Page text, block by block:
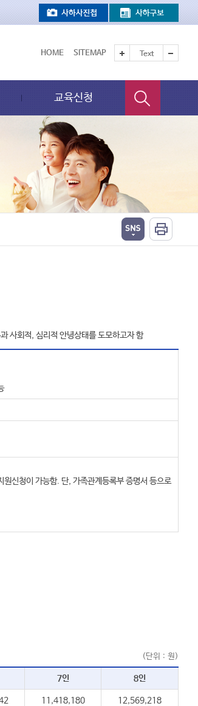
HOME SITEMAP Text
교육신청
사회적, 심리적 안녕상태를 도모하고자 함
신청이 가능함. 단, 가족관계등록부 증명서 등으로
(단위：원)
7인 8인
11,418,180 12,569,218